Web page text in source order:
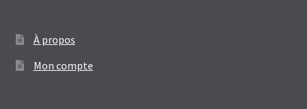
À propos
Mon compte